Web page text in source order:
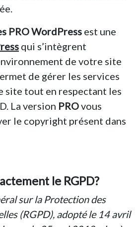
PRO WordPress est une
qui s’intègrent
de votre site
de gérer les services
site tout en respectant les
La version PROvous
le copyright présent dans
le RGPD?
sur la Protection des
(RGPD), adopté le 14 avril